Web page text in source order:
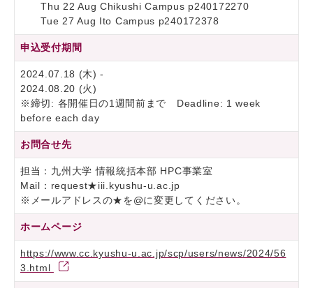
Thu 22 Aug Chikushi Campus p240172270
Tue 27 Aug Ito Campus p240172378
申込受付期間
2024.07.18 (木) -
2024.08.20 (火)
※締切: 各開催日の1週間前まで Deadline: 1 week
before each day
お問合せ先
担当：九州大学 情報統括本部 HPC事業室
Mail：request★iii.kyushu-u.ac.jp
※メールアドレスの★を@に変更してください。
ホームページ
https://www.cc.kyushu-u.ac.jp/scp/users/news/2024/56
3.html